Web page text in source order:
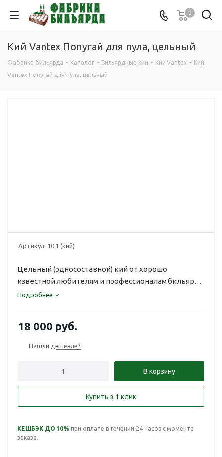
0
Кий Vantex Попугай для пула, цельный
Фабрика бильярда - Каталог - Бильярдные кии - Кии Vantex - Кий
Vantex Попугай для пула, цельный
Артикул: 10.1 (кий)
Цельный (односоставной) кий от хорошо
известной любителям и профессионалам бильярда
казанской компании Vantex, лидера российского
Подробнее
18 000 руб.
Нашли дешевле?
В корзину
Купить в 1 клик
КЕШБЭК ДО 10% при оплате в течении 24 часов с момента
заказа.